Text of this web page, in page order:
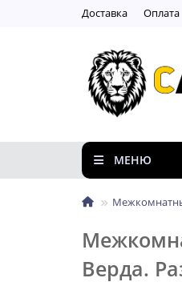
Доставка Оплата
МЕНЮ
Верда.